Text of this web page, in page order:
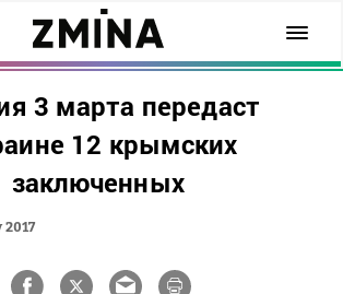
3 марта передаст
12 крымских
заключенных
2017